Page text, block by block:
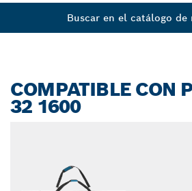
Buscar en el catálogo de
COMPATIBLE CON
32 1600